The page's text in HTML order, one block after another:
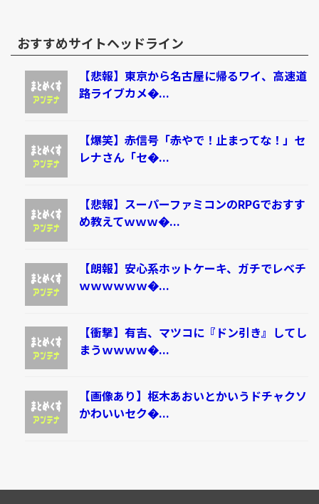
おすすめサイトヘッドライン
【悲報】東京から名古屋に帰るワイ、高速道
路ライブカメ�...
【爆笑】赤信号「赤やで！止まってな！」セ
レナさん「セ�...
【悲報】スーパーファミコンのRPGでおすす
め教えてｗｗｗ�...
【朗報】安心系ホットケーキ、ガチでレベチ
ｗｗｗｗｗｗ�...
【衝撃】有吉、マツコに『ドン引き』してし
まうｗｗｗｗ�...
【画像あり】枢木あおいとかいうドチャクソ
かわいいセク�...